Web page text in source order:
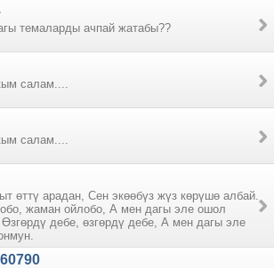
темаларды ачпай жатабы??
салам....
салам....
өттү арадан, Сен экөөбүз жүз көрүшө албай.
жаман ойлобо, А мен дагы эле ошол
дебе, өзгөрдү дебе, А мен дагы эле